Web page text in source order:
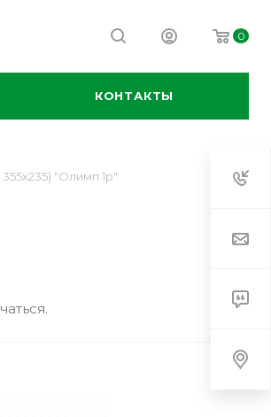
0
КОНТАКТЫ
"Олимп 1р"